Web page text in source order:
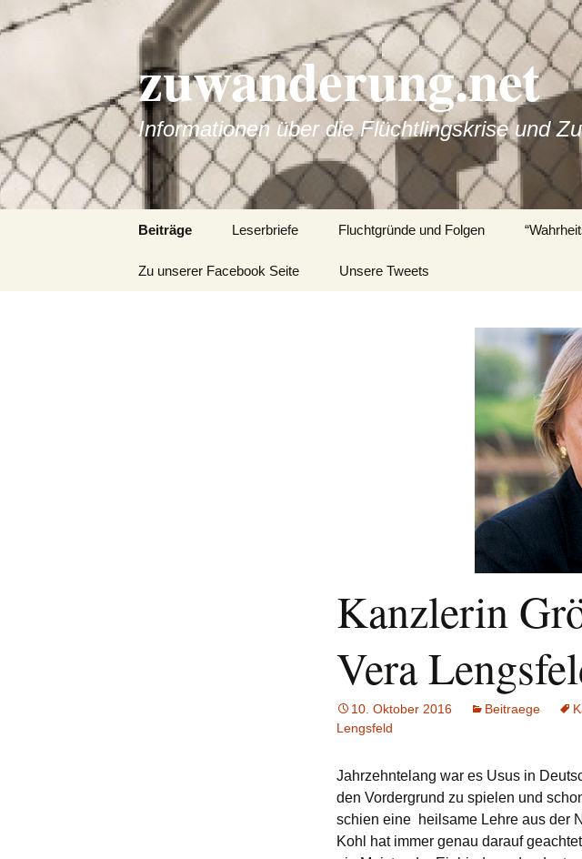
zuwanderung.net
Informationen über die Flüchtlingskrise und
Inhalt
Beiträge Leserbriefe Fluchtgründe und Folgen
Zu unserer Facebook Seite Unsere Tweets
Kanzlerin
Vera
10. Oktober 2016 Beitraege
Lengsfeld
Jahrzehntelang war es Usus in
den Vordergrund zu spielen und
schien eine heilsame Lehre aus der
Kohl hat immer genau darauf